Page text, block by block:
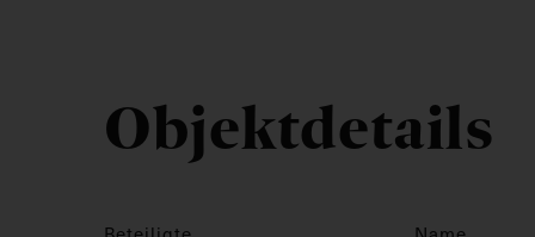
Objektdetails